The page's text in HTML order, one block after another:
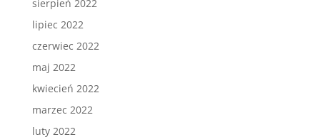
sierpień 2022
lipiec 2022
czerwiec 2022
maj 2022
kwiecień 2022
marzec 2022
luty 2022